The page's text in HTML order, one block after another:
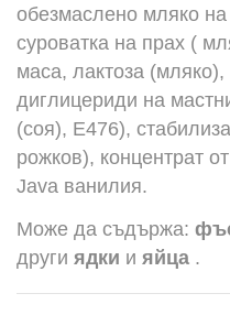
обезмаслено мляко
суроватка на прах (
маса, лактоза
диглицериди на
(соя), E476),
рожков), концентрат
Java ванилия.
Може да съдържа:
други ядки и яйца .